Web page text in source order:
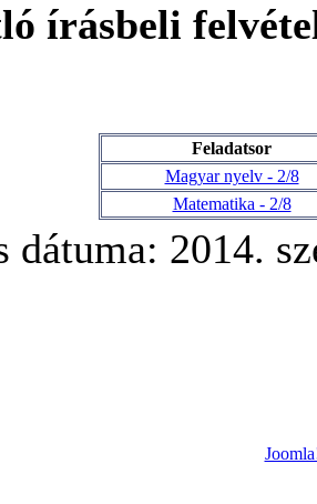
írásbeli
Feladatsor
Magyar nyelv - 2/8
Matematika - 2/8
dátuma: 2014.